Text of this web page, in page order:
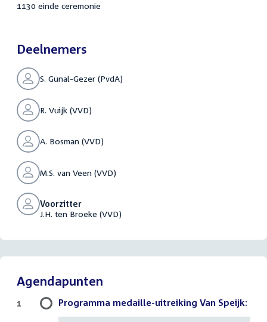
1130 einde ceremonie
Deelnemers
S. Günal-Gezer (PvdA)
R. Vuijk (VVD)
A. Bosman (VVD)
M.S. van Veen (VVD)
Voorzitter
J.H. ten Broeke (VVD)
Agendapunten
Programma medaille-uitreiking Van Speijk:
1